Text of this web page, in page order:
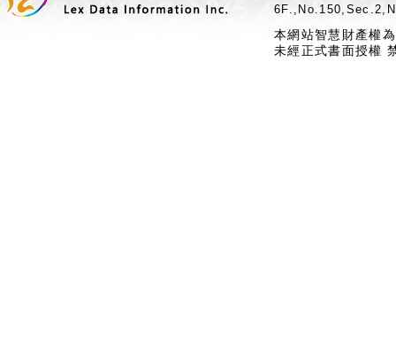
本網站智慧財產權
未經正式書面授權